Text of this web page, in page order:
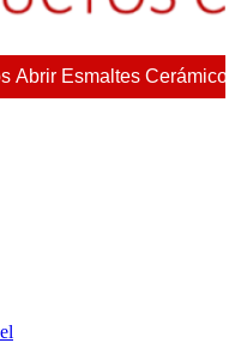
Abrir Esmaltes